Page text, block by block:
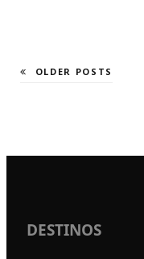
OLDER POSTS
DESTINOS